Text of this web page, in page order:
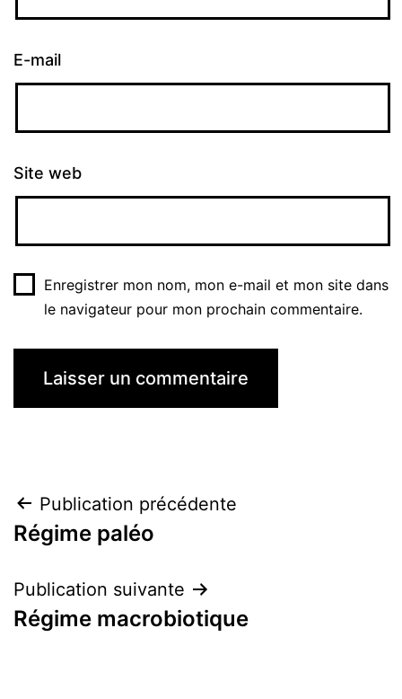
E-mail
Site web
Enregistrer mon nom, mon e-mail et mon site dans
le navigateur pour mon prochain commentaire.
Navigation
de
l’article
Publication précédente
Régime paléo
Publication suivante
Régime macrobiotique